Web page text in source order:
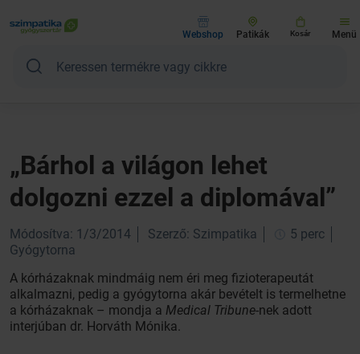
Webshop Patikák Kosár Menü
„Bárhol a világon lehet
dolgozni ezzel a diplomával”
Módosítva: 1/3/2014 Szerző: Szimpatika
5 perc
Gyógytorna
A kórházaknak mindmáig nem éri meg fizioterapeutát
alkalmazni, pedig a gyógytorna akár bevételt is termelhetne
a kórházaknak – mondja a Medical Tribune-nek adott
interjúban dr. Horváth Mónika.